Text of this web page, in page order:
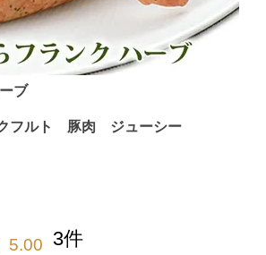
ブ
フルト 豚肉 ジューシー
5.00 3